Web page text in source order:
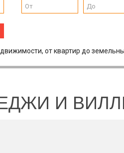
от квартир до
И